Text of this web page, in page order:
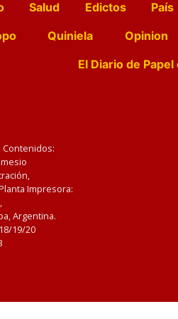
Salud Edictos País
Quiniela Opinion
El Diario de Papel
Impresora:
Argentina.
19/20